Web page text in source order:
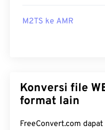
M2TS ke AMR
Konversi file WEBM Anda ke
format lain
FreeConvert.com dapat